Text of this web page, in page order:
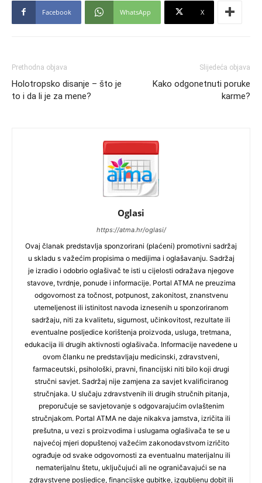
Facebook WhatsApp X
Prethodna objava
Holotropsko disanje – što je
to i da li je za mene?
Slijedeća objava
Kako odgonetnuti poruke
karme?
Oglasi
https://atma.hr/oglasi/
Ovaj članak predstavlja sponzorirani (plaćeni) promotivni sadržaj
u skladu s važećim propisima o medijima i oglašavanju. Sadržaj
je izradio i odobrio oglašivač te isti u cijelosti odražava njegove
stavove, tvrdnje, ponude i informacije. Portal ATMA ne preuzima
odgovornost za točnost, potpunost, zakonitost, znanstvenu
utemeljenost ili istinitost navoda iznesenih u sponzoriranom
sadržaju, niti za kvalitetu, sigurnost, učinkovitost, rezultate ili
eventualne posljedice korištenja proizvoda, usluga, tretmana,
edukacija ili drugih aktivnosti oglašivača. Informacije navedene u
ovom članku ne predstavljaju medicinski, zdravstveni,
farmaceutski, psihološki, pravni, financijski niti bilo koji drugi
stručni savjet. Sadržaj nije zamjena za savjet kvalificiranog
stručnjaka. U slučaju zdravstvenih ili drugih stručnih pitanja,
preporučuje se savjetovanje s odgovarajućim ovlaštenim
stručnjakom. Portal ATMA ne daje nikakva jamstva, izričita ili
prešutna, u vezi s proizvodima i uslugama oglašivača te se u
najvećoj mjeri dopuštenoj važećim zakonodavstvom izričito
ograđuje od svake odgovornosti za eventualnu materijalnu ili
nematerijalnu štetu, uključujući ali ne ograničavajući se na
zdravstvene posljedice, financijske gubitke, izgubljenu dobit ili